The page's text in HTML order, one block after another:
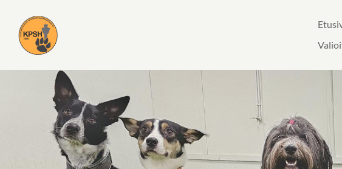
Siirry
sivun
sisältöön
Kuopion palvelus- ja seurakoiraharrastajat ry